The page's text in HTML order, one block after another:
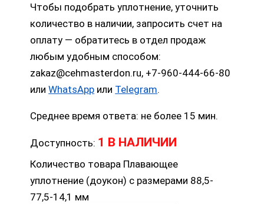
Чтобы подобрать уплотнение, уточнить
количество в наличии, запросить счет на
оплату — обратитесь в отдел продаж
любым удобным способом:
zakaz@cehmasterdon.ru, +7-960-444-66-80
илиWhatsApp или Telegram.
Среднее время ответа: не более 15 мин.
Доступность: 1 В НАЛИЧИИ
Количество товара Плавающее
уплотнение (доукон) с размерами 88,5-
77,5-14,1 мм